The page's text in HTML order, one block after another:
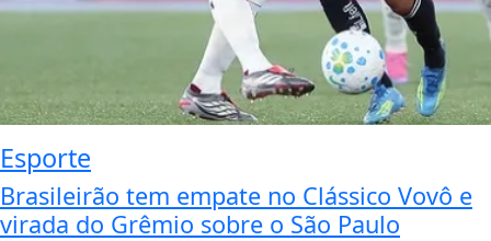
Esporte
Brasileirão tem empate no Clássico Vovô e
virada do Grêmio sobre o São Paulo